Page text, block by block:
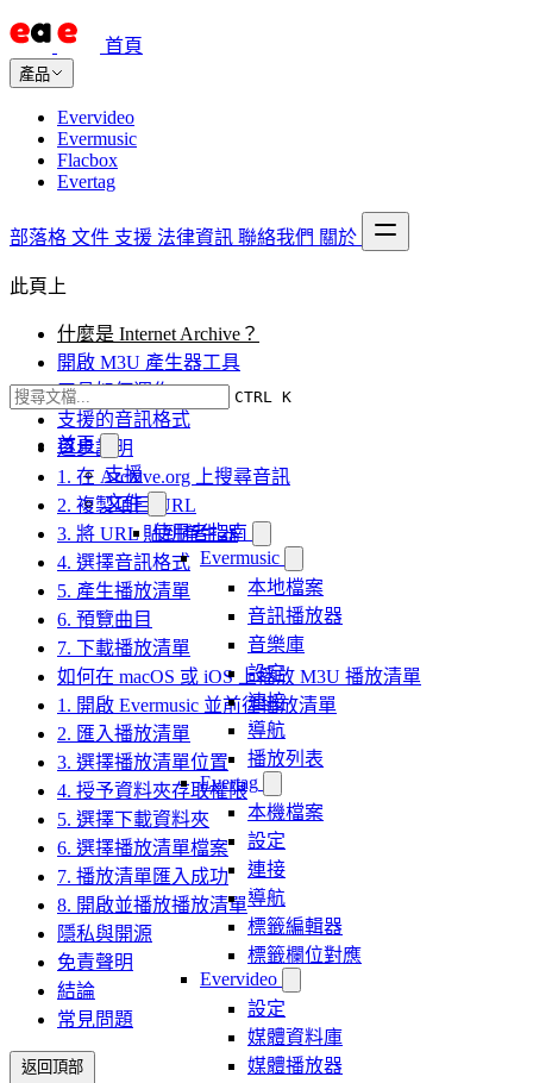
首頁
產品
Evervideo
Evermusic
Flacbox
Evertag
部落格 文件 支援 法律資訊 聯絡我們 關於
CTRL K
首頁
支援
文件
使用者指南
Evermusic
本地檔案
音訊播放器
音樂庫
設定
連接
導航
播放列表
Evertag
本機檔案
設定
連接
導航
標籤編輯器
標籤欄位對應
Evervideo
設定
媒體資料庫
媒體播放器
此頁上
什麼是 Internet Archive？
開啟 M3U 產生器工具
工具如何運作
支援的音訊格式
逐步說明
1. 在 Archive.org 上搜尋音訊
2. 複製項目 URL
3. 將 URL 貼到產生器
4. 選擇音訊格式
5. 產生播放清單
6. 預覽曲目
7. 下載播放清單
如何在 macOS 或 iOS 上播放 M3U 播放清單
1. 開啟 Evermusic 並前往播放清單
2. 匯入播放清單
3. 選擇播放清單位置
4. 授予資料夾存取權限
5. 選擇下載資料夾
6. 選擇播放清單檔案
7. 播放清單匯入成功
8. 開啟並播放播放清單
隱私與開源
免責聲明
結論
常見問題
返回頂部